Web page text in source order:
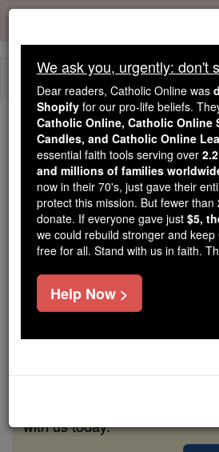
Skip
content
Because of You, 2.2
Students Are Being
Faith
Because of generous
Catholic Online School has
free, faithful Catholic
million students across 193
of noise and algorithms, you
souls with truth, prayer,
If everyone who reads this
families and keep this life-
free for all. Be Courageous.
with us today.
We ask you, urgently: don't
Dear readers, Catholic Online was
Shopify for our pro-life beliefs.
Catholic Online, Catholic Online
Candles, and Catholic Online
essential faith tools serving over
and millions of families
now in their 70's, just gave their
protect this mission. But fewer than
donate. If everyone gave just $5,
we could rebuild stronger and keep
free for all. Stand with us in faith.
Help Now >